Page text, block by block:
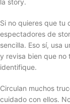
la story.
Si no quieres que tu
espectadores de
sencilla. Eso sí, usa
y revisa bien que no
identifique.
Circulan muchos
cuidado con ellos.